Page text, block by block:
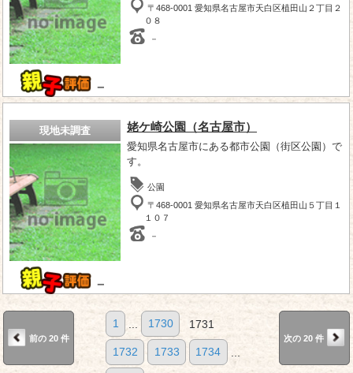
－
〒468-0001 愛知県名古屋市天白区植田山２丁目２
０８
－
現地未調査
－
姥ケ崎公園（名古屋市）
愛知県名古屋市にある都市公園（街区公園）で
す。
公園
〒468-0001 愛知県名古屋市天白区植田山５丁目１
１０７
－
前の 20 件
1 1730 1731
1732 1733 1734
次の 20 件